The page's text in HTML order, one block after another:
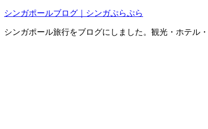
シンガポールブログ｜シンガぷらぷら
シンガポール旅行をブログにしました。観光・ホテル